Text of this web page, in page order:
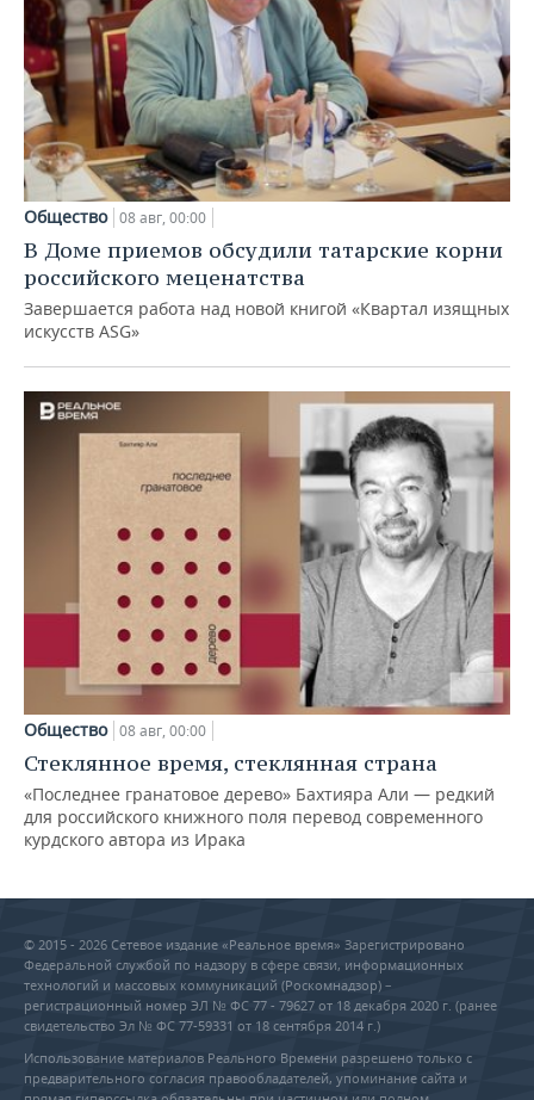
Общество 08 авг, 00:00
В Доме приемов обсудили татарские корни
российского меценатства
Завершается работа над новой книгой «Квартал изящных
искусств ASG»
Общество 08 авг, 00:00
Стеклянное время, стеклянная страна
«Последнее гранатовое дерево» Бахтияра Али — редкий
для российского книжного поля перевод современного
курдского автора из Ирака
© 2015 - 2026 Сетевое издание «Реальное время» Зарегистрировано
Федеральной службой по надзору в сфере связи, информационных
технологий и массовых коммуникаций (Роскомнадзор) –
регистрационный номер ЭЛ № ФС 77 - 79627 от 18 декабря 2020 г. (ранее
свидетельство Эл № ФС 77-59331 от 18 сентября 2014 г.)
Использование материалов Реального Времени разрешено только с
предварительного согласия правообладателей, упоминание сайта и